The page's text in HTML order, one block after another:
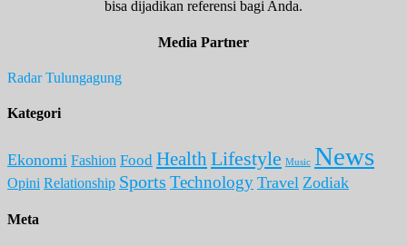
bisa dijadikan referensi bagi Anda.
Media Partner
Radar Tulungagung
Kategori
Ekonomi Fashion Food Health Lifestyle Music News
Opini Relationship Sports Technology Travel Zodiak
Meta